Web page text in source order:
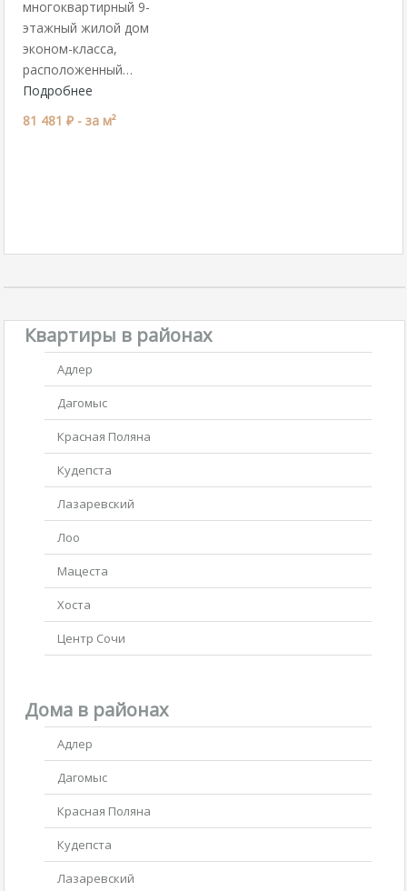
многоквартирный 9-
этажный жилой дом
эконом-класса,
расположенный…
Подробнее
81 481 ₽ - за м²
Квартиры в районах
Адлер
Дагомыс
Красная Поляна
Кудепста
Лазаревский
Лоо
Мацеста
Хоста
Центр Сочи
Дома в районах
Адлер
Дагомыс
Красная Поляна
Кудепста
Лазаревский